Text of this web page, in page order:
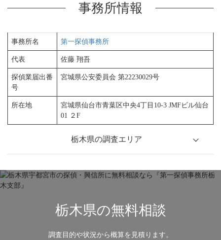
事務所情報
事務所名 第一探偵事務所
代表 佐藤 翔吾
探偵業届出番
号
宮城県公安委員会 第22230029号
所在地
宮城県仙台市青葉区中央4丁目10‐3 JMFビル仙台
01 ２F
栃木県の調査エリア
栃木市 足利市 佐野市
栃木県の無料相談
調査目的や状況から概算を見積ります。